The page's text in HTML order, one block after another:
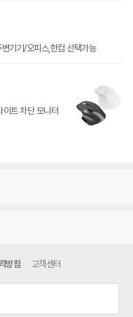
기기/오피스,한컴 선택가능
트 차단 모니터
방침 고객센터